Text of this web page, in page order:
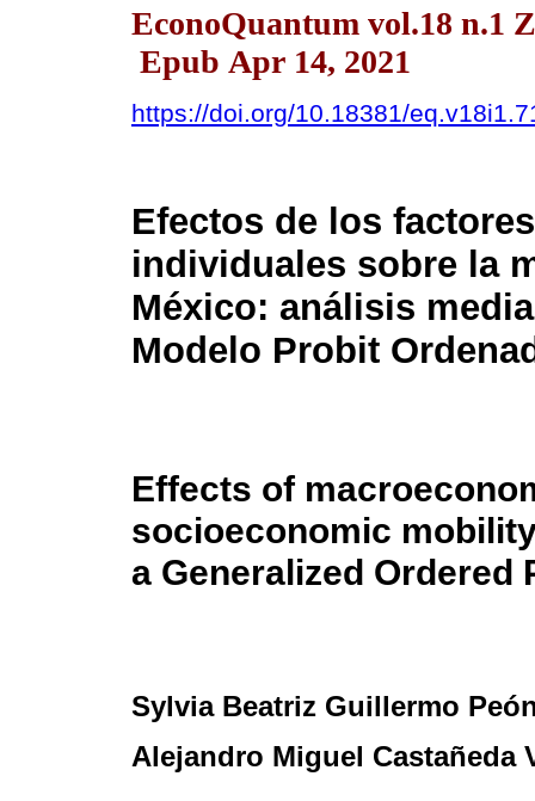
EconoQuantum vol.18 n.1
Epub Apr 14, 2021
https://doi.org/10.18381/
Efectos de los
individuales sobre la
México: análisis
Modelo Probit
Effects of
socioeconomic
a Generalized
Sylvia Beatriz Guillermo
Alejandro Miguel Castañeda